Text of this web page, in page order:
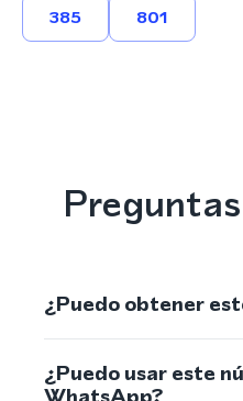
385 801
¿Puedo obtener
¿Puedo usar este